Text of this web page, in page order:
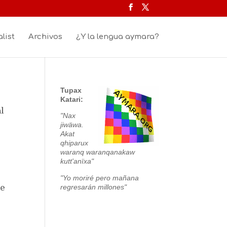
Archivos ¿Y la lengua aymara?
Tupax
Katari:
"Nax
jiwäwa.
Akat
qhiparux
waranq waranqanakaw
kutt'anïxa"
"Yo moriré pero mañana
regresarán millones"